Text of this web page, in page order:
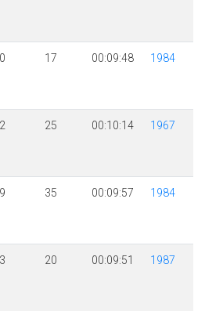
17 00:09:48 1984
25 00:10:14 1967
35 00:09:57 1984
20 00:09:51 1987